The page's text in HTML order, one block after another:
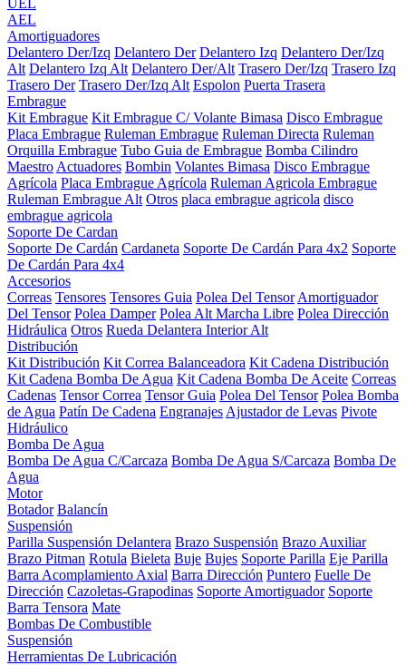
UEL
AEL
Amortiguadores
Delantero Der/Izq Delantero Der Delantero Izq Delantero Der/Izq
Alt Delantero Izq Alt Delantero Der/Alt Trasero Der/Izq Trasero Izq
Trasero Der Trasero Der/Izq Alt Espolon Puerta Trasera
Embrague
Kit Embrague Kit Embrague C/ Volante Bimasa Disco Embrague
Placa Embrague Ruleman Embrague Ruleman Directa Ruleman
Orquilla Embrague Tubo Guia de Embrague Bomba Cilindro
Maestro Actuadores Bombin Volantes Bimasa Disco Embrague
Agrícola Placa Embrague Agrícola Ruleman Agricola Embrague
Ruleman Embrague Alt Otros placa embrague agricola disco
embrague agricola
Soporte De Cardan
Soporte De Cardán Cardaneta Soporte De Cardán Para 4x2 Soporte
De Cardán Para 4x4
Accesorios
Correas Tensores Tensores Guia Polea Del Tensor Amortiguador
Del Tensor Polea Damper Polea Alt Marcha Libre Polea Dirección
Hidráulica Otros Rueda Delantera Interior Alt
Distribución
Kit Distribución Kit Correa Balanceadora Kit Cadena Distribución
Kit Cadena Bomba De Agua Kit Cadena Bomba De Aceite Correas
Cadenas Tensor Correa Tensor Guia Polea Del Tensor Polea Bomba
de Agua Patín De Cadena Engranajes Ajustador de Levas Pivote
Hidráulico
Bomba De Agua
Bomba De Agua C/Carcaza Bomba De Agua S/Carcaza Bomba De
Agua
Motor
Botador Balancín
Suspensión
Parilla Suspensión Delantera Brazo Suspensión Brazo Auxiliar
Brazo Pitman Rotula Bieleta Buje Bujes Soporte Parilla Eje Parilla
Barra Acomplamiento Axial Barra Dirección Puntero Fuelle De
Dirección Cazoletas-Grapodinas Soporte Amortiguador Soporte
Barra Tensora Mate
Bombas De Combustible
Suspensión
Herramientas De Lubricación